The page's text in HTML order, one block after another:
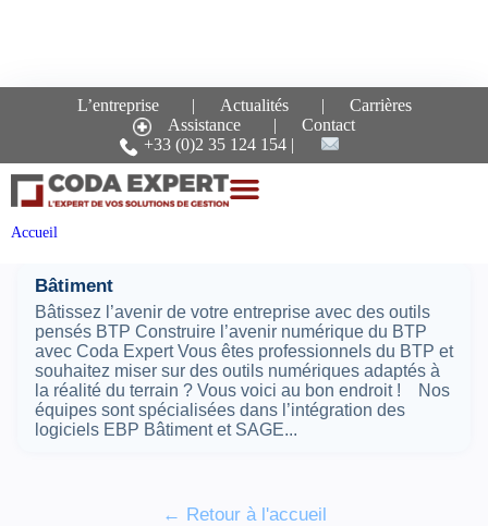
L’entreprise Actualités
Carrières
Assistance
Contact
+33 (0)2 35 124 154
Accueil
Recherche pour le mot-
clé : construction
Pages
Bâtiment
Bâtissez l’avenir de votre entreprise avec des outils
pensés BTP Construire l’avenir numérique du BTP
avec Coda Expert Vous êtes professionnels du BTP et
souhaitez miser sur des outils numériques adaptés à
la réalité du terrain ? Vous voici au bon endroit ! Nos
équipes sont spécialisées dans l’intégration des
logiciels EBP Bâtiment et SAGE...
← Retour à l'accueil